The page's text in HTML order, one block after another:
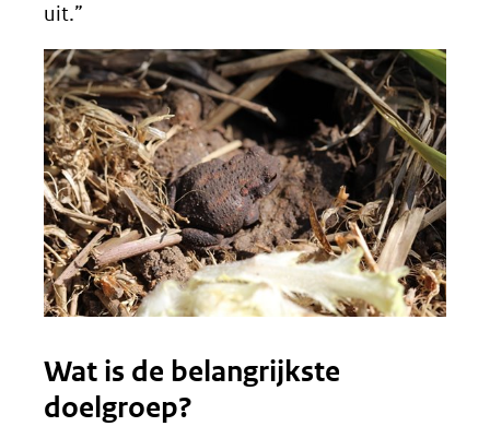
uit.”
Wat is de belangrijkste
doelgroep?